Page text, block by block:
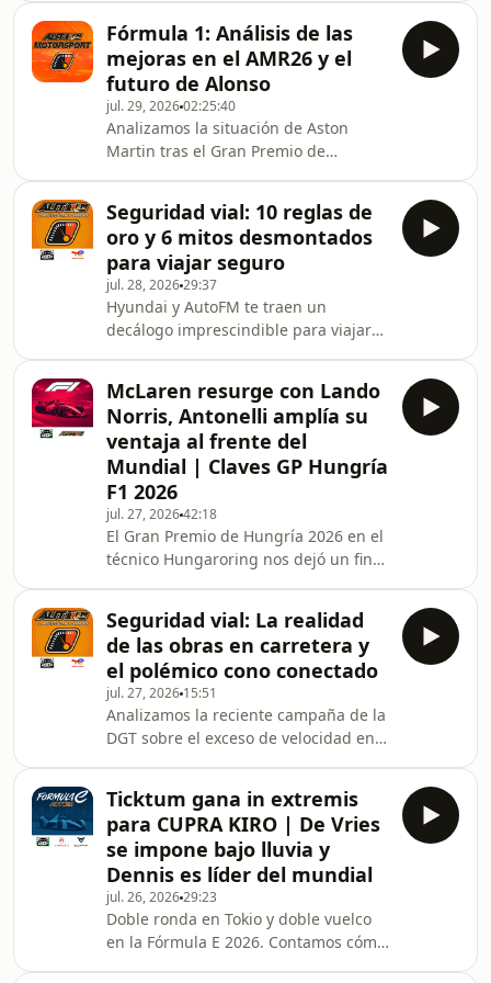
llegará a cerca d
los Sistemas Inteligentes de
Transporte (ITS), una normativa que
impulsa la digitalización de las
carreteras, el intercambio de
información en tiempo real y una
movilidad más conectada, segura y
eficiente. Explicamos qué cambia para
transportistas, gestores
Fórmula 1: Análisis de las
mejoras en el AMR26 y el
futuro de Alonso
jul. 29, 202602:25:40
Analizamos la situación de Aston
Martin tras el Gran Premio de
recuperar el terreno perdido. Junto a
Henry de Pomar, intérprete de DAZN,
debatimos sobre el futuro de
Fernando Alonso y las expectativas
del equipo de Silverstone antes del
parón veraniego. Además, repasamos
la actualidad del Motorsport,
incluyendo los cambios en los cal
Seguridad vial: 10 reglas de
oro y 6 mitos desmontados
para viajar seguro
jul. 28, 202629:37
Hyundai y AutoFM te traen un
decálogo imprescindible para viajar
pueden salvar vidas y aprende a
desmontar los mitos más peligrosos
sobre seguridad vial. Desde la
correcta colocación del cinturón hasta
la importancia de la anticipación al
volante, este episodio te ofrece
consejos prácticos para una
conducción responsable. Además, a
McLaren resurge con Lando
Norris, Antonelli amplía su
ventaja al frente del
Mundial | Claves GP Hungría
F1 2026
jul. 27, 202642:18
El Gran Premio de Hungría 2026 en el
técnico Hungaroring nos dejó un fin
de Fórmula 1 que llega al parón
veraniego con muchos frentes
abiertos. Lando Norris consiguió la
primera victoria de la temporada para
McLaren, Oscar Piastri abandonó
cuando lideraba la carrera, Max
Verstappen volvió a exprimir un Red
Bull muy lejos de
Seguridad vial: La realidad
de las obras en carretera y
el polémico cono conectado
jul. 27, 2026 15:51
Analizamos la reciente campaña de la
DGT sobre el exceso de velocidad en
superado los límites establecidos.
José Lagunar cuestiona la veracidad
de estos datos y la falta de operarios
reales en muchos de estos tramos,
poniendo en duda la credibilidad de
la señalización actual frente a la
seguridad del conductor.
Profundizamos adem
Ticktum gana in extremis
para CUPRA KIRO | De Vries
se impone bajo lluvia y
Dennis es líder del mundial
jul. 26, 202629:23
Doble ronda en Tokio y doble vuelco
en la Fórmula E 2026. Contamos cómo